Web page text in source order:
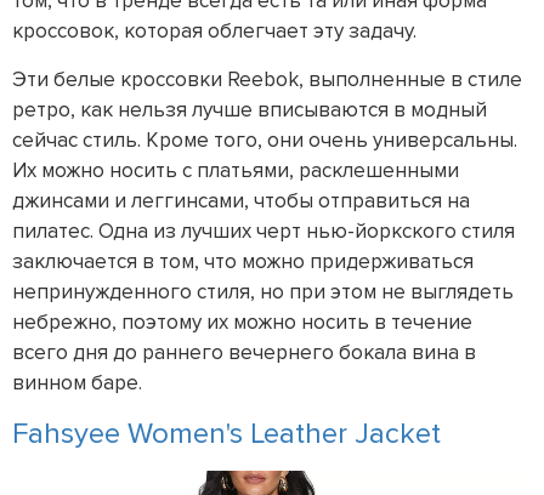
кроссовок, которая облегчает эту задачу.
Эти белые кроссовки Reebok, выполненные в стиле
ретро, как нельзя лучше вписываются в модный
сейчас стиль. Кроме того, они очень универсальны.
Их можно носить с платьями, расклешенными
джинсами и леггинсами, чтобы отправиться на
пилатес. Одна из лучших черт нью-йоркского стиля
заключается в том, что можно придерживаться
непринужденного стиля, но при этом не выглядеть
небрежно, поэтому их можно носить в течение
всего дня до раннего вечернего бокала вина в
винном баре.
Fahsyee Women's Leather Jacket